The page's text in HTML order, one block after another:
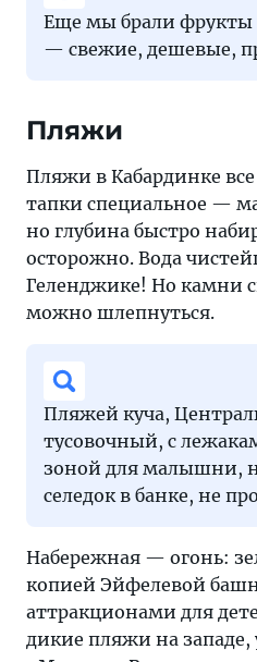
Еще мы брали
— свежие, дешевые,
Пляжи
Пляжи в Кабардинке
тапки специальное —
но глубина быстро
осторожно. Вода
Геленджике! Но камни
можно шлепнуться.
Пляжей куча,
тусовочный, с
зоной для малышни,
селедок в банке, не
Набережная — огонь:
копией Эйфелевой
аттракционами для
дикие пляжи на западе,